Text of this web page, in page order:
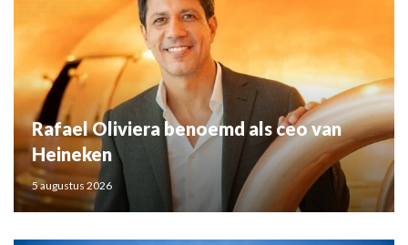
Rafael Oliviera benoemd als ceo van
Heineken
5 augustus 2026